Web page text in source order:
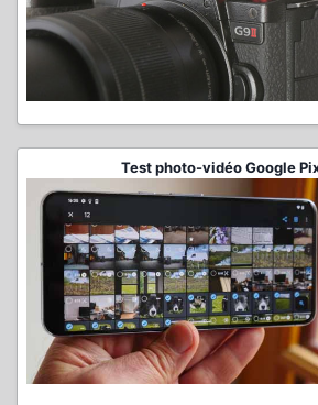
Test photo-vidéo Google